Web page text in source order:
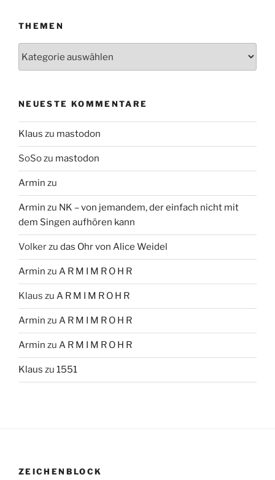
THEMEN
NEUESTE KOMMENTARE
Klaus zu mastodon
SoSozu mastodon
Armin zu
Armin zu NK – von jemandem, der einfach nicht mit
dem Singen aufhören kann
Volkerzu das Ohr von Alice Weidel
Armin zu A R M I M R O H R
Klaus zu A R M I M R O H R
Armin zu A R M I M R O H R
Armin zu A R M I M R O H R
Klaus zu 1551
ZEICHENBLOCK